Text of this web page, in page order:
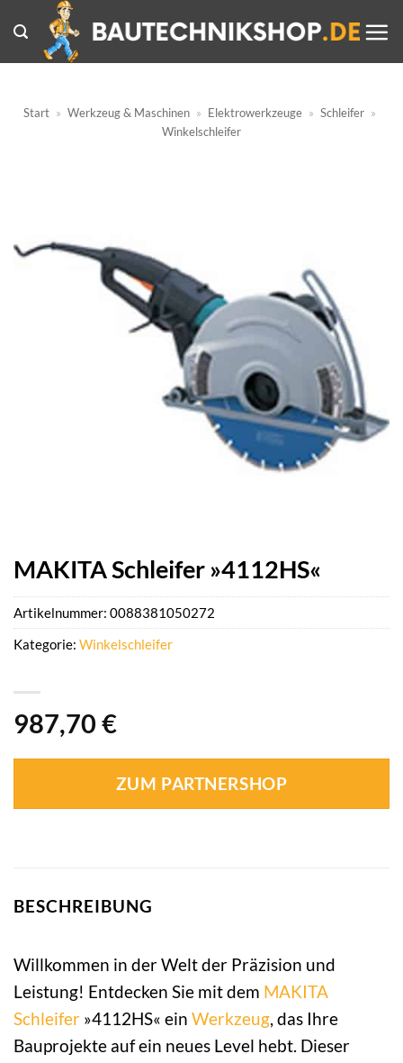
Inhalt
springen
Start » Werkzeug & Maschinen » Elektrowerkzeuge » Schleifer »
Winkelschleifer
MAKITA Schleifer »4112HS«
987,70 €
ZUM PARTNERSHOP
Artikelnummer: 0088381050272
Kategorie: Winkelschleifer
BESCHREIBUNG
Willkommen in der Welt der Präzision und
Leistung! Entdecken Sie mit dem MAKITA
Schleifer »4112HS« ein Werkzeug , das Ihre
Bauprojekte auf ein neues Level hebt. Dieser